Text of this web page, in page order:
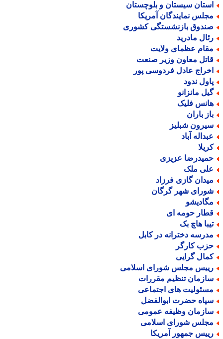
سیستان و بلوچستان
نمایندگان آمریکا
بازنشستگی کشوری
مادرید
عظمای ولایت
معاون وزیر صنعت
عادل فردوسی پور
ندود
مانزانو
فلیک
باران
شبلیز
آباد
عزیزی
ملک
گازی فرزاد
شهر گرگان
حومه ای
هاچ بک
دخترانه در کابل
کارگر
گرایی
مجلس شورای اسلامی
تنظیم مقررات
های اجتماعی
حضرت ابوالفضل
وظیفه عمومی
شورای اسلامی
جمهور آمریکا